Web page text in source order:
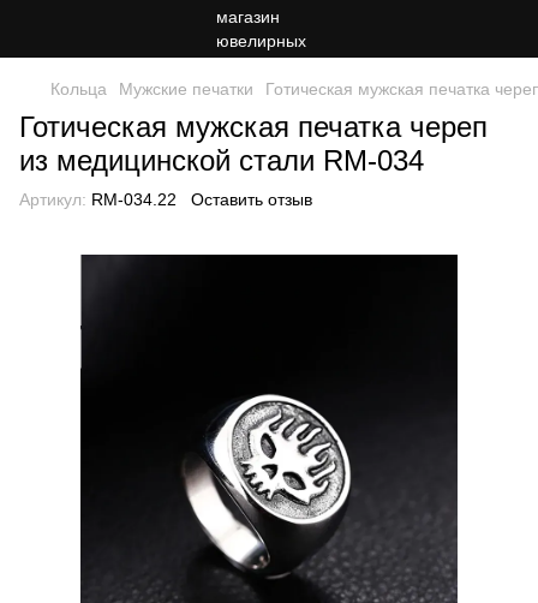
Кольца Мужские печатки Готическая мужская печатка
Готическая мужская печатка череп
из медицинской стали RM-034
Артикул: RM-034.22 Оставить отзыв